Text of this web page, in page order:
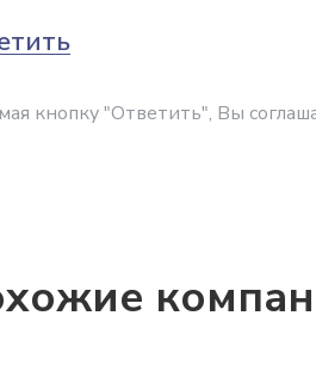
кнопку "Ответить", Вы